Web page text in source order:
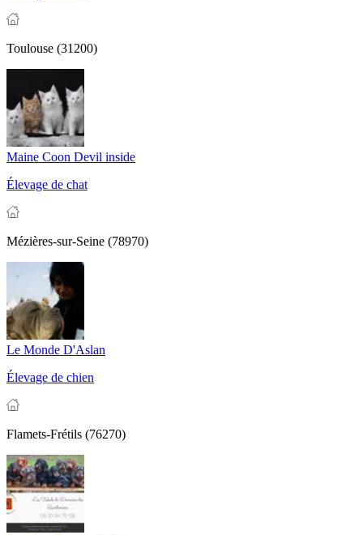
Toulouse (31200)
Maine Coon Devil inside
Élevage de chat
Mézières-sur-Seine (78970)
Le Monde D'Aslan
Élevage de chien
Flamets-Frétils (76270)